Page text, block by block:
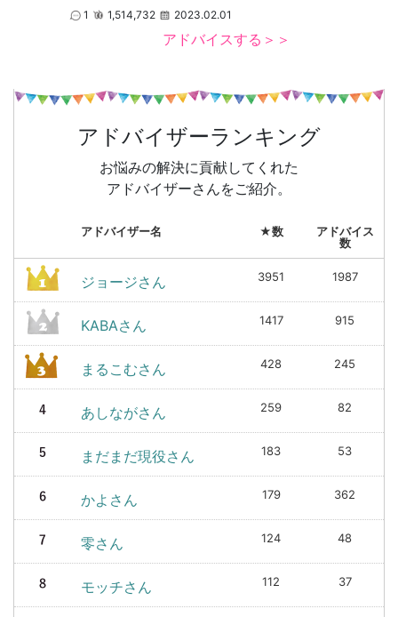
1 1,514,732 2023.02.01
アドバイスする＞＞
アドバイザーランキング
お悩みの解決に貢献してくれた
アドバイザーさんをご紹介。
アドバイザー名 ★数
アドバイス
数
ジョージさん 3951 1987
KABAさん 1417 915
まるこむさん 428 245
あしながさん 259 82
まだまだ現役さん 183 53
かよさん 179 362
零さん 124 48
モッチさん 112 37